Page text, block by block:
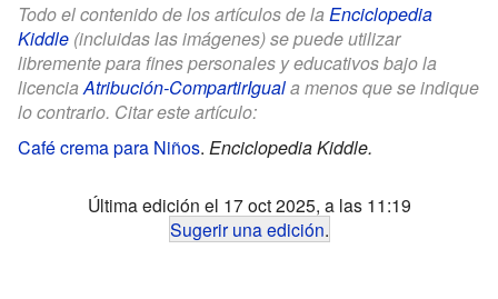
Todo el contenido de los artículos de la Enciclopedia
Kiddle (incluidas las imágenes) se puede utilizar
libremente para fines personales y educativos bajo la
licenciaAtribución-CompartirIguala menos que se indique
lo contrario. Citar este artículo:
Café crema para Niños. Enciclopedia Kiddle.
Última edición el 17 oct 2025, a las 11:19
Sugerir una edición.